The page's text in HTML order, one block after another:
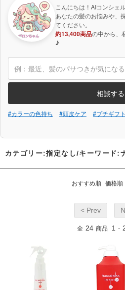
こんにちは！AIコンシェ
あなたの髪のお悩みや、
てください。
約13,400商品の中から、
♪
相談する
#カラーの色持ち #頭皮ケア #プチギフト
カテゴリー:指定なし/キーワード:
おすすめ順 価格順
< Prev
全 24 商品 1 -